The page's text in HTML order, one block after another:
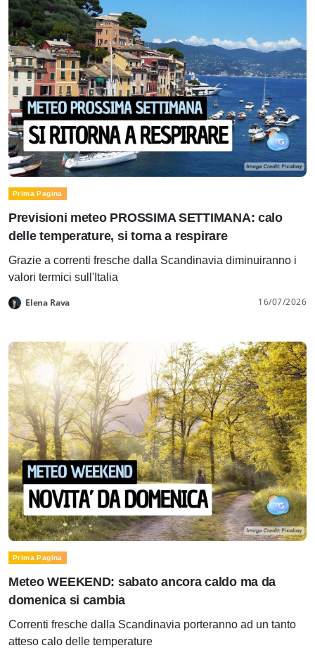
Prima Pagina
Previsioni meteo PROSSIMA SETTIMANA: calo
delle temperature, si torna a respirare
Grazie a correnti fresche dalla Scandinavia diminuiranno i
valori termici sull'Italia
Elena Rava 16/07/2026
Prima Pagina
Meteo WEEKEND: sabato ancora caldo ma da
domenica si cambia
Correnti fresche dalla Scandinavia porteranno ad un tanto
atteso calo delle temperature